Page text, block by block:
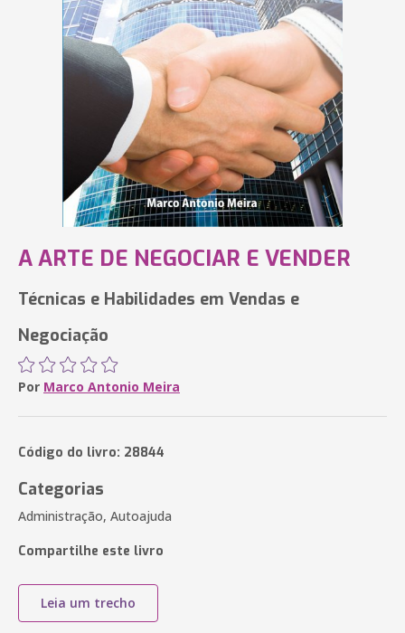
A ARTE DE NEGOCIAR E VENDER
Técnicas e Habilidades em Vendas e
Negociação
Por Marco Antonio Meira
Código do livro: 28844
Categorias
Administração, Autoajuda
Compartilhe este livro
Leia um trecho